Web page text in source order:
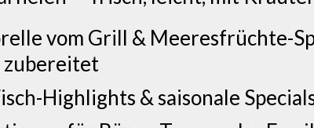
vom Grill & Meeresfrüchte-
zubereitet
Highlights & saisonale